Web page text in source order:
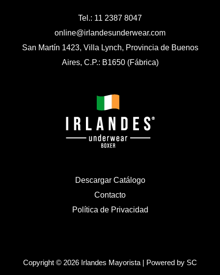
Tel.: 11 2387 8047
online@irlandesunderwear.com
San Martín 1423, Villa Lynch, Provincia de Buenos
Aires, C.P.: B1650 (Fábrica)
Descargar Catálogo
Contacto
Política de Privacidad
Copyright © 2026 Irlandes Mayorista | Powered by SC